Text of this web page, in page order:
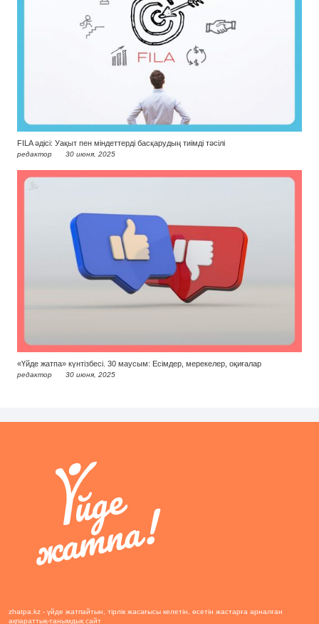
FILA әдісі: Уақыт пен міндеттерді басқарудың тиімді тәсілі
редактор 30 июня, 2025
«Үйде жатпа» күнтізбесі. 30 маусым: Есімдер, мерекелер, оқиғалар
редактор 30 июня, 2025
zhatpa.kz - үйде жатпайтын, тірлік жасағысы келетін, өсетін жастарға арналған
ақпараттық-танымдық сайт